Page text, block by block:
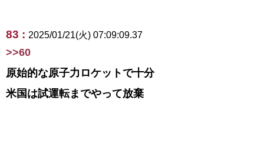
83 : 2025/01/21(火) 07:09:09.37
>>60
原始的な原子力ロケットで十分
米国は試運転までやって放棄